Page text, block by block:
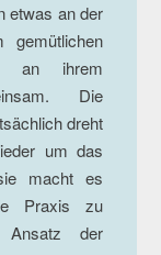
etwas an der
gemütlichen
an ihrem
Die
dreht
um das
macht es
Praxis zu
der